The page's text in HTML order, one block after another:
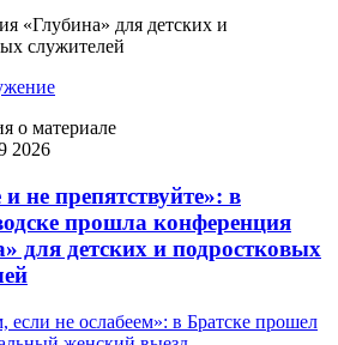
«Глубина» для детских и
служителей
о материале
2026
и не препятствуйте»: в
прошла конференция
для детских и подростковых